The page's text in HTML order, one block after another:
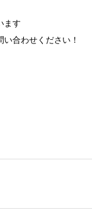
ます
合わせください！